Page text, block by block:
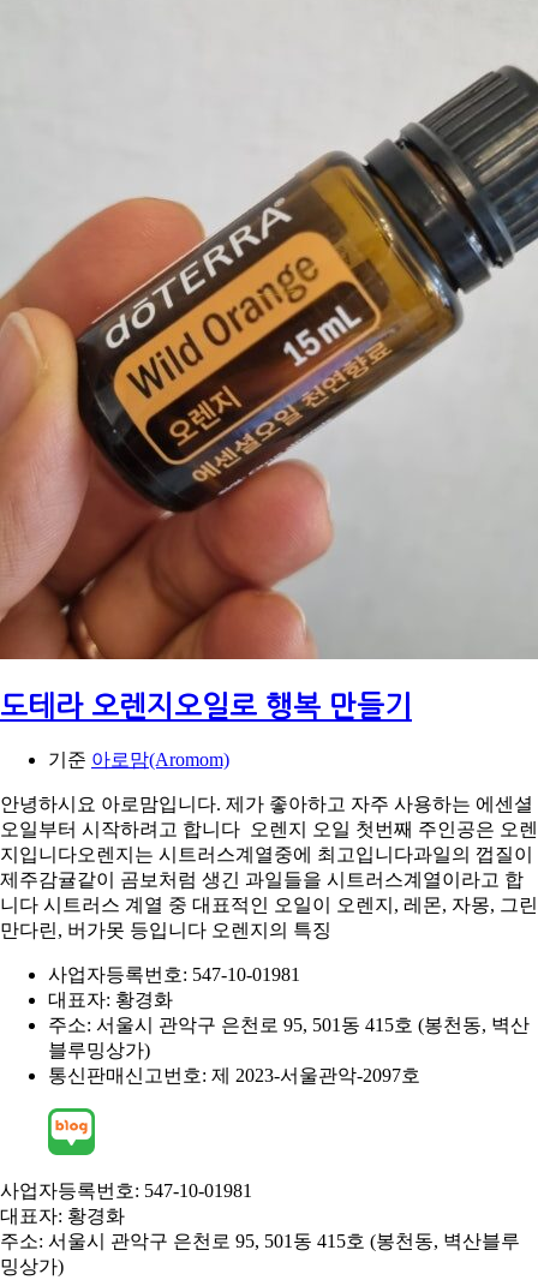
도테라 오렌지오일로 행복 만들기
기준 아로맘(Aromom)
안녕하시요 아로맘입니다. 제가 좋아하고 자주 사용하는 에센셜
오일부터 시작하려고 합니다 ​ 오렌지 오일 첫번째 주인공은 오렌
지입니다오렌지는 시트러스계열중에 최고입니다과일의 껍질이
제주감귤같이 곰보처럼 생긴 과일들을 시트러스계열이라고 합
니다 ​시트러스 계열 중 대표적인 오일이 오렌지, 레몬, 자몽, 그린
만다린, 버가못 등입니다 오렌지의 특징
사업자등록번호: 547-10-01981
대표자: 황경화
주소: 서울시 관악구 은천로 95, 501동 415호 (봉천동, 벽산
블루밍상가)
통신판매신고번호: 제 2023-서울관악-2097호
사업자등록번호: 547-10-01981
대표자: 황경화
주소: 서울시 관악구 은천로 95, 501동 415호 (봉천동, 벽산블루
밍상가)